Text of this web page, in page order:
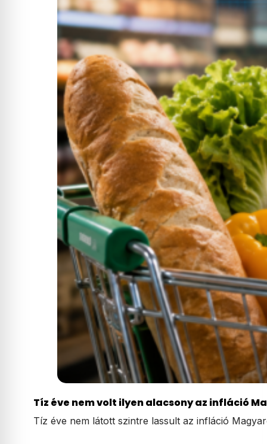
Tíz éve nem volt ilyen alacsony az infláció
Tíz éve nem látott szintre lassult az infláció